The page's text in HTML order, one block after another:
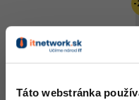
Táto webstránka
-
Tvorba JavaFX